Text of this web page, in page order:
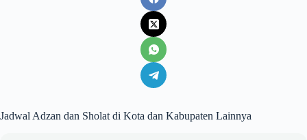
Jadwal Adzan dan Sholat di Kota dan Kabupaten Lainnya